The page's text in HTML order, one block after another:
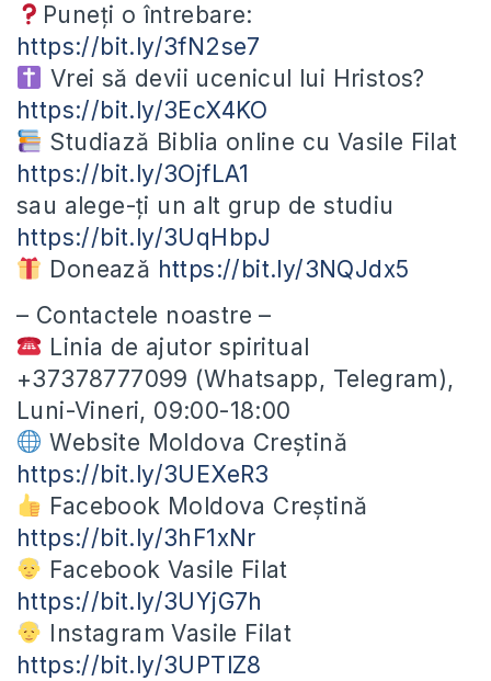
Puneți o întrebare:
https://bit.ly/3fN2se7
Vrei să devii ucenicul lui Hristos?
https://bit.ly/3EcX4KO
Studiază Biblia online cu Vasile Filat
https://bit.ly/3OjfLA1
sau alege-ți un alt grup de studiu
https://bit.ly/3UqHbpJ
Donează https://bit.ly/3NQJdx5
– Contactele noastre –
Linia de ajutor spiritual
+37378777099 (Whatsapp, Telegram),
Luni-Vineri, 09:00-18:00
Website Moldova Creștină
https://bit.ly/3UEXeR3
Facebook Moldova Creștină
https://bit.ly/3hF1xNr
Facebook Vasile Filat
https://bit.ly/3UYjG7h
Instagram Vasile Filat
https://bit.ly/3UPTlZ8